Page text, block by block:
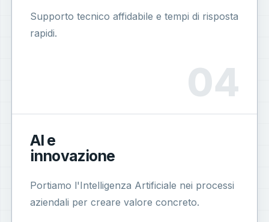
Supporto tecnico affidabile e tempi di risposta
rapidi.
AI e
innovazione
Portiamo l'Intelligenza Artificiale nei processi
aziendali per creare valore concreto.